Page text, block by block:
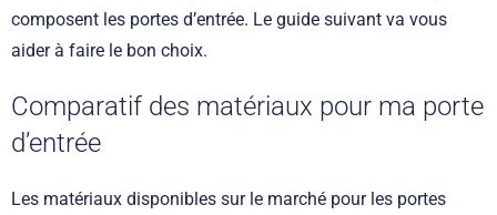
composent les portes d’entrée. Le guide suivant va vous
aider à faire le bon choix.
Comparatif des matériaux pour ma porte
d’entrée
Les matériaux disponibles sur le marché pour les portes